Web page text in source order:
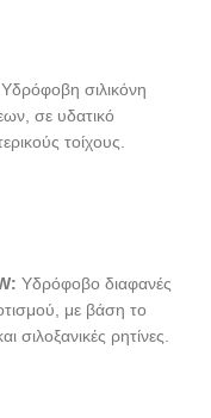
Υδρόφοβη σιλικόνη
σε υδατικό
τοίχους.
: Υδρόφοβο διαφανές
με βάση το
σιλοξανικές ρητίνες.